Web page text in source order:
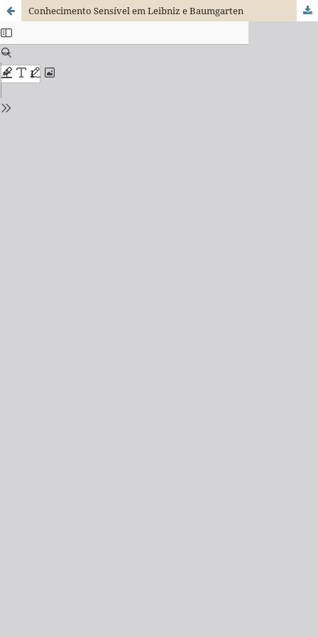
Conhecimento Sensível em Leibniz e Baumgarten